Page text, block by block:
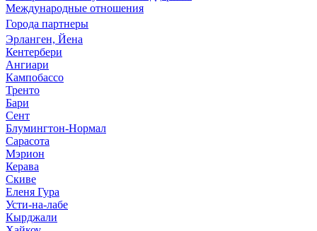
Международные отношения
Города партнеры
Эрланген, Йена
Кентербери
Ангиари
Кампобассо
Тренто
Бари
Сент
Блумингтон-Нормал
Сарасота
Мэрион
Керава
Скиве
Еленя Гура
Усти-на-лабе
Кырджали